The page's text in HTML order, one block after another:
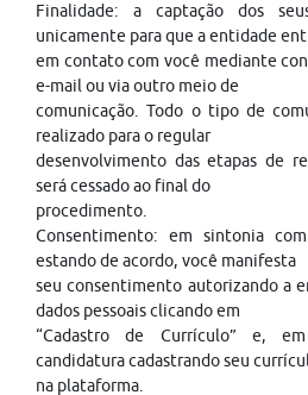
Finalidade: a captação dos
unicamente para que a entidade
em contato com você mediante
e-mail ou via outro meio de
comunicação. Todo o tipo de
realizado para o regular
desenvolvimento das etapas de
será cessado ao final do
procedimento.
Consentimento: em sintonia
estando de acordo, você manifesta
seu consentimento autorizando a
dados pessoais clicando em
“Cadastro de Currículo” e,
candidatura cadastrando seu
na plataforma.